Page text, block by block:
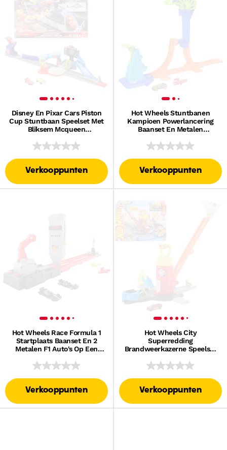
Disney En Pixar Cars Piston
Cup Stuntbaan Speelset Met
Bliksem Mcqueen
Verkooppunten
Hot Wheels Stuntbanen
Kampioen Powerlancering
Baanset En Metalen
Schaal Van 1:64
Verkooppunten
Hot Wheels Race Formula 1
Startplaats Baanset En 2
Metalen F1 Auto's Op Een
Verkooppunten
Hot Wheels City
Superredding
Brandweerkazerne Speelset
Schaal Van 1:64, Baan
Verkooppunten